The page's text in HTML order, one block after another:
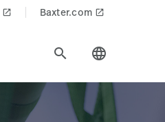
launch Baxter.com launch
search language